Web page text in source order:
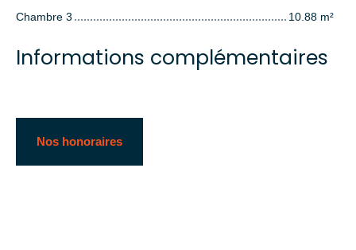
Chambre 3
10.88 m²
Informations complémentaires
Nos honoraires